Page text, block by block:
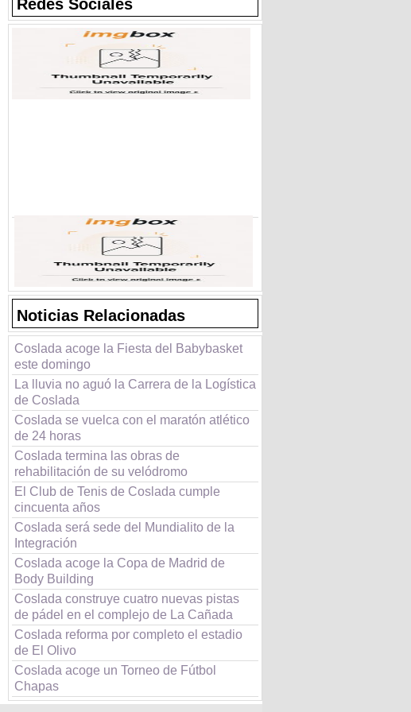
Redes Sociales
Noticias Relacionadas
Coslada acoge la Fiesta del Babybasket
este domingo
La lluvia no aguó la Carrera de la Logística
de Coslada
Coslada se vuelca con el maratón atlético
de 24 horas
Coslada termina las obras de
rehabilitación de su velódromo
El Club de Tenis de Coslada cumple
cincuenta años
Coslada será sede del Mundialito de la
Integración
Coslada acoge la Copa de Madrid de
Body Building
Coslada construye cuatro nuevas pistas
de pádel en el complejo de La Cañada
Coslada reforma por completo el estadio
de El Olivo
Coslada acoge un Torneo de Fútbol
Chapas